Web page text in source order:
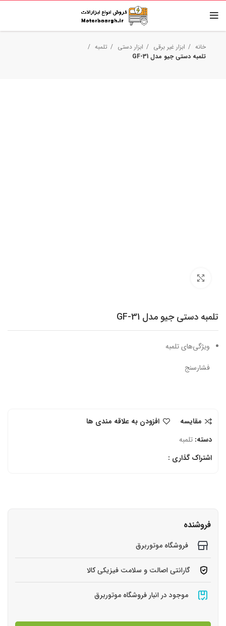
خانه ابزار غیر برقی ابزار دستی
تلمبه
تلمبه دستی جیو مدل GF-31
تلمبه دستی جیو مدل GF-31
ویژگی‌های تلمبه
فشارسنج
مقایسه
افزودن به علاقه مندی ها
دسته: تلمبه
اشتراک گذاری :
فروشنده
فروشگاه موتوربرق
گارانتی اصالت و سلامت فیزیکی کالا
موجود در انبار فروشگاه موتوربرق